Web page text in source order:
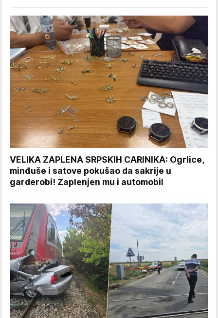
VELIKA ZAPLENA SRPSKIH CARINIKA: Ogrlice,
minđuše i satove pokušao da sakrije u
garderobi! Zaplenjen mu i automobil